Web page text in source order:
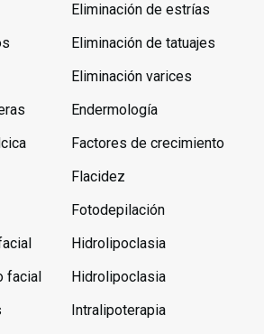
facial
Eliminación de estrías
Eliminación de tatuajes
Eliminación varices
Endermología
Factores de crecimiento
Flacidez
Fotodepilación
Hidrolipoclasia
Hidrolipoclasia
Intralipoterapia